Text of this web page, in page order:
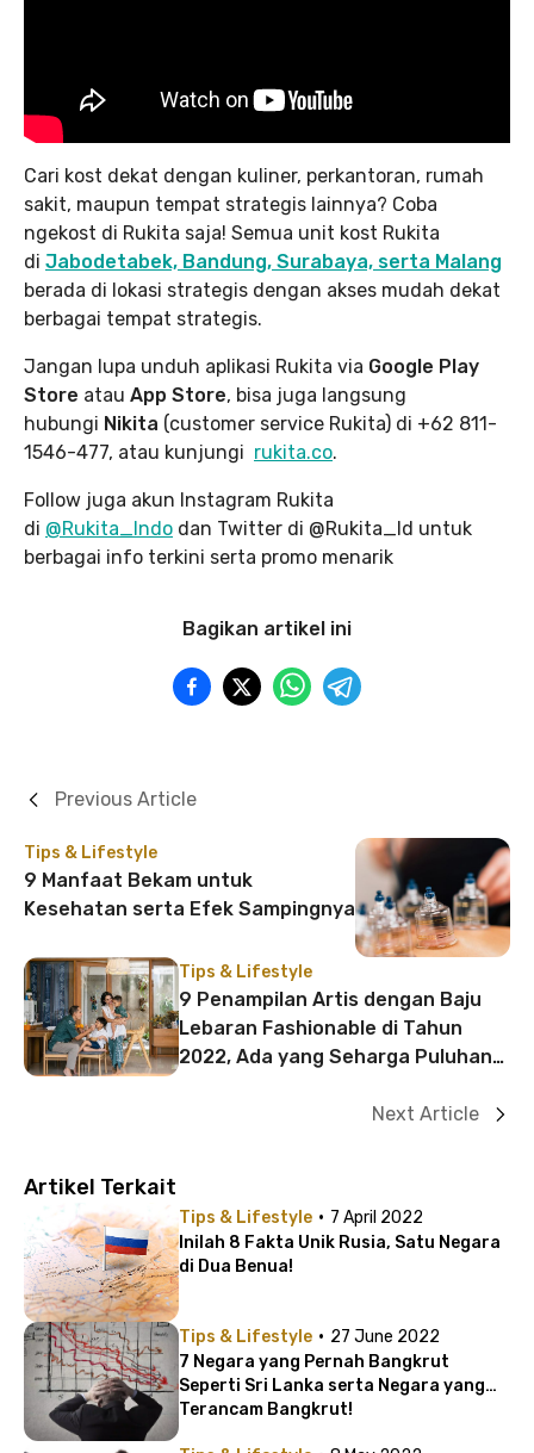
Cari kost dekat dengan kuliner, perkantoran, rumah
sakit, maupun tempat strategis lainnya? Coba
ngekost di Rukita saja! Semua unit kost Rukita
di Jabodetabek, Bandung, Surabaya, serta Malang
berada di lokasi strategis dengan akses mudah dekat
berbagai tempat strategis.
Jangan lupa unduh aplikasi Rukita via Google Play
Store atau App Store, bisa juga langsung
hubungi Nikita (customer service Rukita) di +62 811-
1546-477, atau kunjungi rukita.co.
Follow juga akun Instagram Rukita
di @Rukita_Indo dan Twitter di @Rukita_Id untuk
berbagai info terkini serta promo menarik
Bagikan artikel ini
Tips & Lifestyle
9 Manfaat Bekam untuk
Kesehatan serta Efek Sampingnya
Previous Article
Tips & Lifestyle
9 Penampilan Artis dengan Baju
Lebaran Fashionable di Tahun
2022, Ada yang Seharga Puluhan
Next Article
Artikel Terkait
Tips & Lifestyle · 7 April 2022
Inilah 8 Fakta Unik Rusia, Satu Negara
di Dua Benua!
Tips & Lifestyle · 27 June 2022
7 Negara yang Pernah Bangkrut
Seperti Sri Lanka serta Negara yang
Terancam Bangkrut!